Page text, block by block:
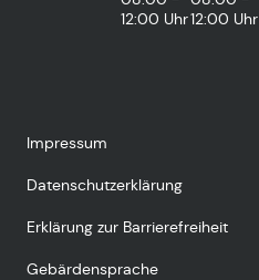
12:00 Uhr12:00 Uhr
Impressum
Datenschutzerklärung
Erklärung zur Barrierefreiheit
Gebärdensprache